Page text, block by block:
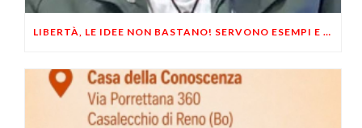
LIBERTÀ, LE IDEE NON BASTANO! SERVONO ESEMPI E UN PO’ DI COERENZA